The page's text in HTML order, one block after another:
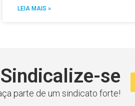
LEIA MAIS »
Sindicalize-se
parte de um sindicato forte!